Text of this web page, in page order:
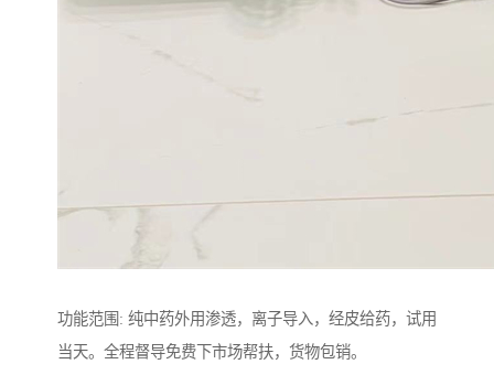
功能范围: 纯中药外用渗透，离子导入，经皮给药，试用
当天。全程督导免费下市场帮扶，货物包销。